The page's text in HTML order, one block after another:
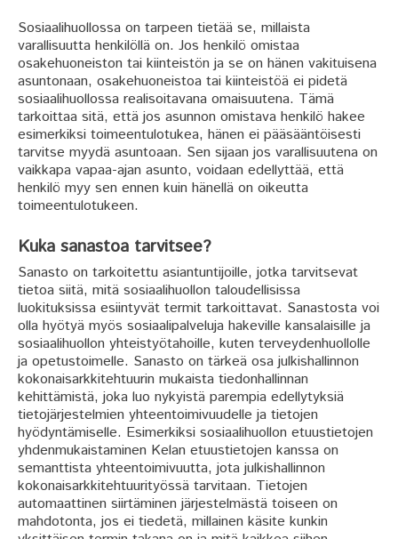
Sosiaalihuollossa on tarpeen tietää se, millaista
varallisuutta henkilöllä on. Jos henkilö omistaa
osakehuoneiston tai kiinteistön ja se on hänen vakituisena
asuntonaan, osakehuoneistoa tai kiinteistöä ei pidetä
sosiaalihuollossa realisoitavana omaisuutena. Tämä
tarkoittaa sitä, että jos asunnon omistava henkilö hakee
esimerkiksi toimeentulotukea, hänen ei pääsääntöisesti
tarvitse myydä asuntoaan. Sen sijaan jos varallisuutena on
vaikkapa vapaa-ajan asunto, voidaan edellyttää, että
henkilö myy sen ennen kuin hänellä on oikeutta
toimeentulotukeen.
Kuka sanastoa tarvitsee?
Sanasto on tarkoitettu asiantuntijoille, jotka tarvitsevat
tietoa siitä, mitä sosiaalihuollon taloudellisissa
luokituksissa esiintyvät termit tarkoittavat. Sanastosta voi
olla hyötyä myös sosiaalipalveluja hakeville kansalaisille ja
sosiaalihuollon yhteistyötahoille, kuten terveydenhuollolle
ja opetustoimelle. Sanasto on tärkeä osa julkishallinnon
kokonaisarkkitehtuurin mukaista tiedonhallinnan
kehittämistä, joka luo nykyistä parempia edellytyksiä
tietojärjestelmien yhteentoimivuudelle ja tietojen
hyödyntämiselle. Esimerkiksi sosiaalihuollon etuustietojen
yhdenmukaistaminen Kelan etuustietojen kanssa on
semanttista yhteentoimivuutta, jota julkishallinnon
kokonaisarkkitehtuurityössä tarvitaan. Tietojen
automaattinen siirtäminen järjestelmästä toiseen on
mahdotonta, jos ei tiedetä, millainen käsite kunkin